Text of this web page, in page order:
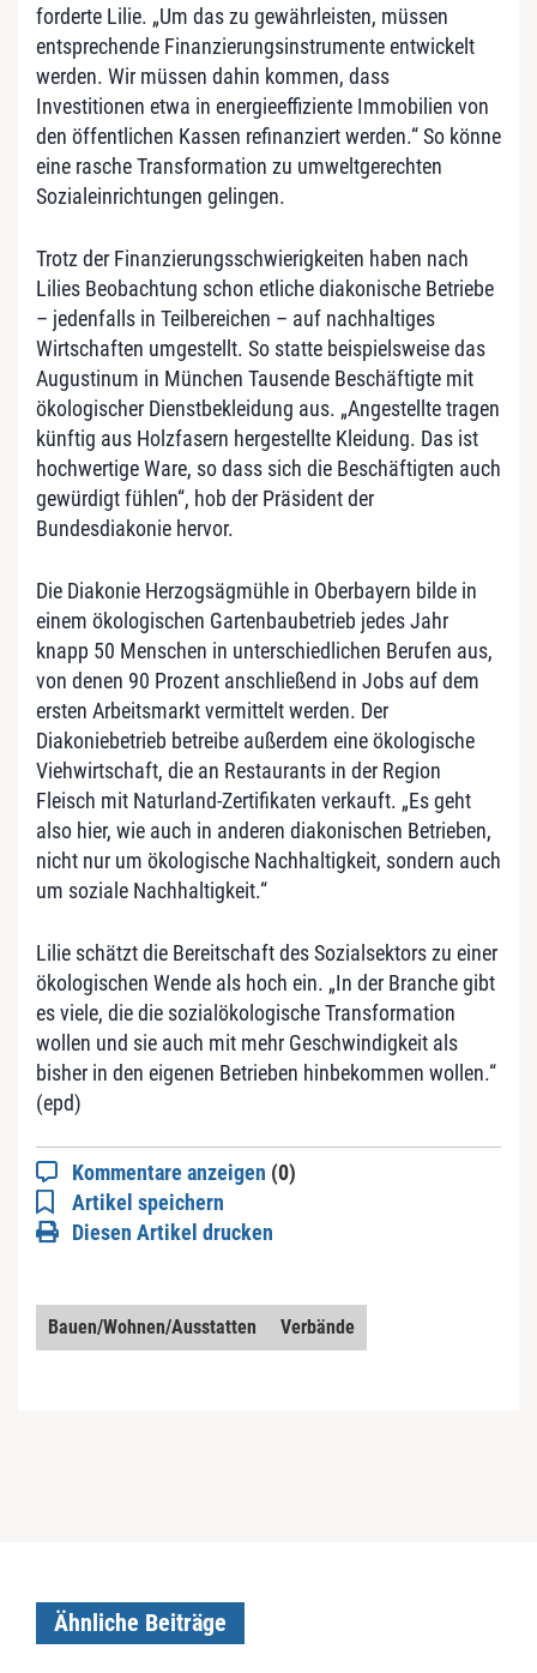
forderte Lilie. „Um das zu gewährleisten, müssen
entsprechende Finanzierungsinstrumente entwickelt
werden. Wir müssen dahin kommen, dass
Investitionen etwa in energieeffiziente Immobilien von
den öffentlichen Kassen refinanziert werden.“ So könne
eine rasche Transformation zu umweltgerechten
Sozialeinrichtungen gelingen.
Trotz der Finanzierungsschwierigkeiten haben nach
Lilies Beobachtung schon etliche diakonische Betriebe
– jedenfalls in Teilbereichen – auf nachhaltiges
Wirtschaften umgestellt. So statte beispielsweise das
Augustinum in München Tausende Beschäftigte mit
ökologischer Dienstbekleidung aus. „Angestellte tragen
künftig aus Holzfasern hergestellte Kleidung. Das ist
hochwertige Ware, so dass sich die Beschäftigten auch
gewürdigt fühlen“, hob der Präsident der
Bundesdiakonie hervor.
Die Diakonie Herzogsägmühle in Oberbayern bilde in
einem ökologischen Gartenbaubetrieb jedes Jahr
knapp 50 Menschen in unterschiedlichen Berufen aus,
von denen 90 Prozent anschließend in Jobs auf dem
ersten Arbeitsmarkt vermittelt werden. Der
Diakoniebetrieb betreibe außerdem eine ökologische
Viehwirtschaft, die an Restaurants in der Region
Fleisch mit Naturland-Zertifikaten verkauft. „Es geht
also hier, wie auch in anderen diakonischen Betrieben,
nicht nur um ökologische Nachhaltigkeit, sondern auch
um soziale Nachhaltigkeit.“
Lilie schätzt die Bereitschaft des Sozialsektors zu einer
ökologischen Wende als hoch ein. „In der Branche gibt
es viele, die die sozialökologische Transformation
wollen und sie auch mit mehr Geschwindigkeit als
bisher in den eigenen Betrieben hinbekommen wollen.“
(epd)
Kommentare anzeigen (0)
Artikel speichern
Diesen Artikel drucken
Bauen/Wohnen/Ausstatten Verbände
Ähnliche Beiträge